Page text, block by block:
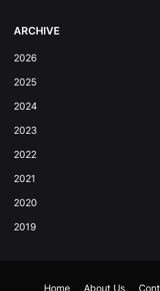
ARCHIVE
2026
2025
2024
2023
2022
2021
2020
2019
Home About Us